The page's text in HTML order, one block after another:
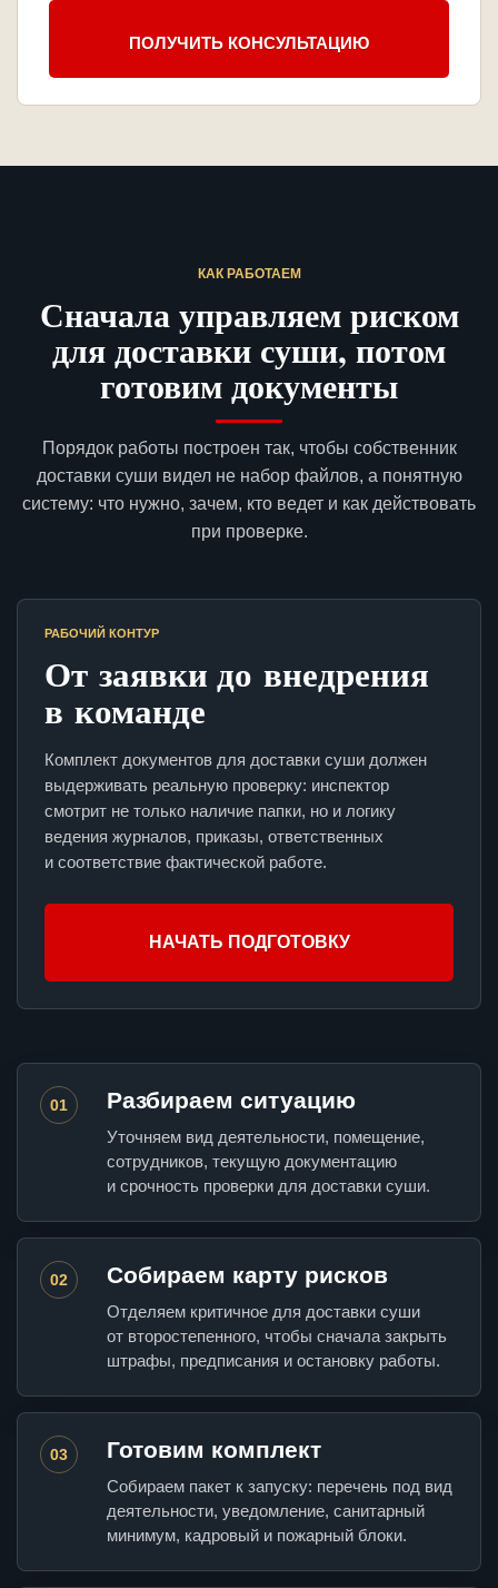
ПОЛУЧИТЬ КОНСУЛЬТАЦИЮ
КАК РАБОТАЕМ
Сначала управляем риском
для доставки суши, потом
готовим документы
Порядок работы построен так, чтобы собственник
доставки суши видел не набор файлов, а понятную
систему: что нужно, зачем, кто ведет и как действовать
при проверке.
РАБОЧИЙ КОНТУР
От заявки до внедрения
в команде
Комплект документов для доставки суши должен
выдерживать реальную проверку: инспектор
смотрит не только наличие папки, но и логику
ведения журналов, приказы, ответственных
и соответствие фактической работе.
НАЧАТЬ ПОДГОТОВКУ
01 Разбираем ситуацию
Уточняем вид деятельности, помещение,
сотрудников, текущую документацию
и срочность проверки для доставки суши.
02 Собираем карту рисков
Отделяем критичное для доставки суши
от второстепенного, чтобы сначала закрыть
штрафы, предписания и остановку работы.
03 Готовим комплект
Собираем пакет к запуску: перечень под вид
деятельности, уведомление, санитарный
минимум, кадровый и пожарный блоки.